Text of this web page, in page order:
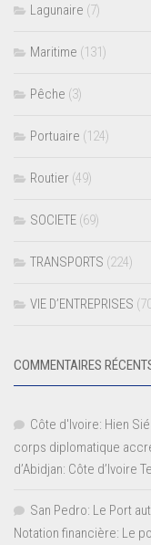
Lagunaire (7)
Maritime (131)
Pêche (3)
Portuaire (124)
Routier (49)
SOCIETE (69)
TRANSPORTS (224)
VIE D’ENTREPRISES
COMMENTAIRES
Côte d'Ivoire: Hien
corps diplomatique
d’Abidjan: Côte d’Ivoire
San Pedro: Le Port
Notation financière: Le